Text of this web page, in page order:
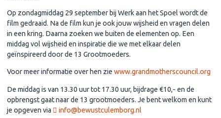
Op zondagmiddag 29 september bij Werk aan het Spoel wordt de
film gedraaid. Na de film kun je ook jouw wijsheid en vragen delen
in een kring. Daarna zoeken we buiten de elementen op. Een
middag vol wijsheid en inspiratie die we met elkaar delen
geïnspireerd door de 13 Grootmoeders.
Voor meer informatie over hen zie www.grandmotherscouncil.org
De middag is van 13.30 uur tot 17.30 uur, bijdrage €10,- en de
opbrengst gaat naar de 13 grootmoeders. Je bent welkom en kunt
je opgeven via
info@bewustculemborg.nl